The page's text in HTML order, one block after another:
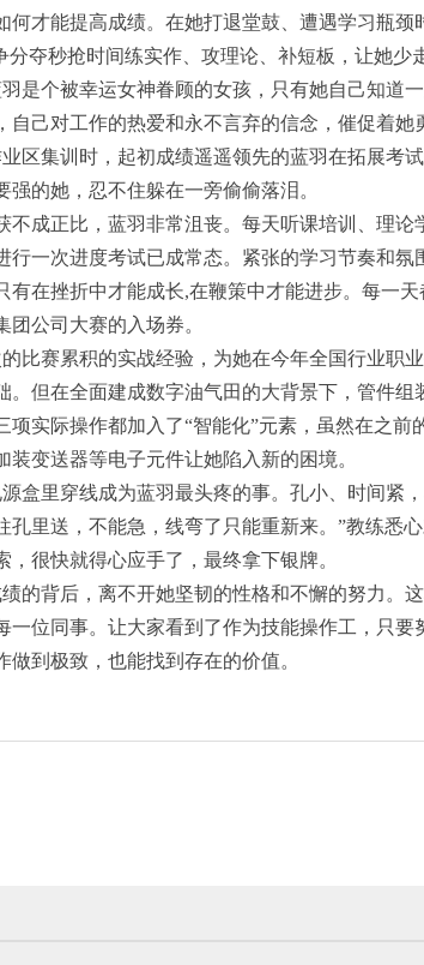
何才能提高成绩。在她打退堂鼓、遭遇学习瓶颈
分夺秒抢时间练实作、攻理论、补短板，让她少
是个被幸运女神眷顾的女孩，只有她自己知道
自己对工作的热爱和永不言弃的信念，催促着她
区集训时，起初成绩遥遥领先的蓝羽在拓展考
强的她，忍不住躲在一旁偷偷落泪。
成正比，蓝羽非常沮丧。每天听课培训、理论
行一次进度考试已成常态。紧张的学习节奏和氛
有在挫折中才能成长,在鞭策中才能进步。每一
团公司大赛的入场券。
比赛累积的实战经验，为她在今年全国行业职
。但在全面建成数字油气田的大背景下，管件组
项实际操作都加入了“智能化”元素，虽然在之前
装变送器等电子元件让她陷入新的困境。
盒里穿线成为蓝羽最头疼的事。孔小、时间紧
孔里送，不能急，线弯了只能重新来。”教练悉
，很快就得心应手了，最终拿下银牌。
的背后，离不开她坚韧的性格和不懈的努力。
一位同事。让大家看到了作为技能操作工，只要
做到极致，也能找到存在的价值。